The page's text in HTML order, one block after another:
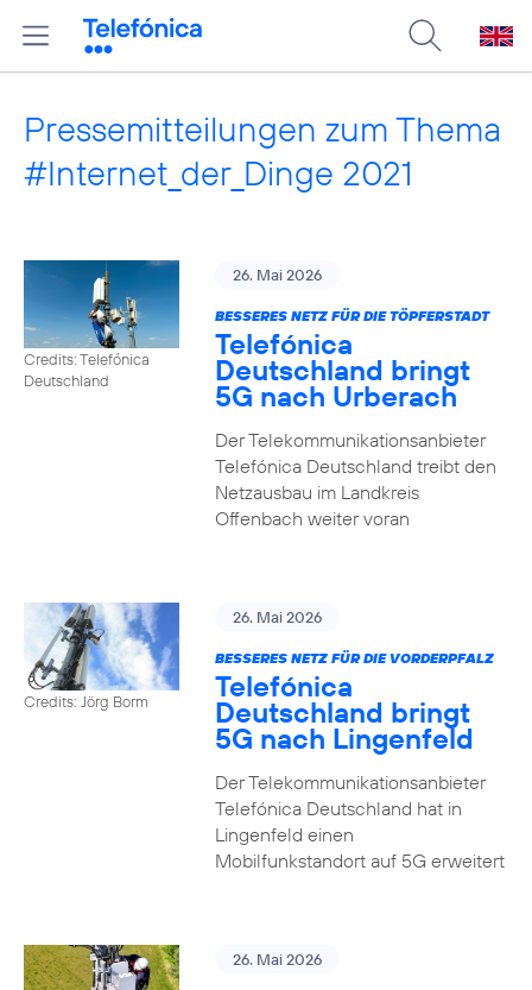
Pressemitteilungen zum Thema
#Internet_der_Dinge 2021
Credits: Telefónica
Deutschland
26. Mai 2026
BESSERES NETZ FÜR DIE TÖPFERSTADT
Telefónica
Deutschland bringt
5G nach Urberach
Der Telekommunikationsanbieter
Telefónica Deutschland treibt den
Netzausbau im Landkreis
Offenbach weiter voran
Credits: Jörg Borm
26. Mai 2026
BESSERES NETZ FÜR DIE VORDERPFALZ
Telefónica
Deutschland bringt
5G nach Lingenfeld
Der Telekommunikationsanbieter
Telefónica Deutschland hat in
Lingenfeld einen
Mobilfunkstandort auf 5G erweitert
26. Mai 2026